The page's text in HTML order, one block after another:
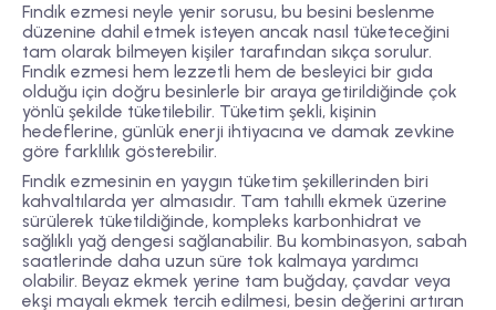
Fındık ezmesi neyle yenir sorusu, bu besini beslenme
düzenine dahil etmek isteyen ancak nasıl tüketeceğini
tam olarak bilmeyen kişiler tarafından sıkça sorulur.
Fındık ezmesi hem lezzetli hem de besleyici bir gıda
olduğu için doğru besinlerle bir araya getirildiğinde çok
yönlü şekilde tüketilebilir. Tüketim şekli, kişinin
hedeflerine, günlük enerji ihtiyacına ve damak zevkine
göre farklılık gösterebilir.
Fındık ezmesinin en yaygın tüketim şekillerinden biri
kahvaltılarda yer almasıdır. Tam tahıllı ekmek üzerine
sürülerek tüketildiğinde, kompleks karbonhidrat ve
sağlıklı yağ dengesi sağlanabilir. Bu kombinasyon, sabah
saatlerinde daha uzun süre tok kalmaya yardımcı
olabilir. Beyaz ekmek yerine tam buğday, çavdar veya
ekşi mayalı ekmek tercih edilmesi, besin değerini artıran